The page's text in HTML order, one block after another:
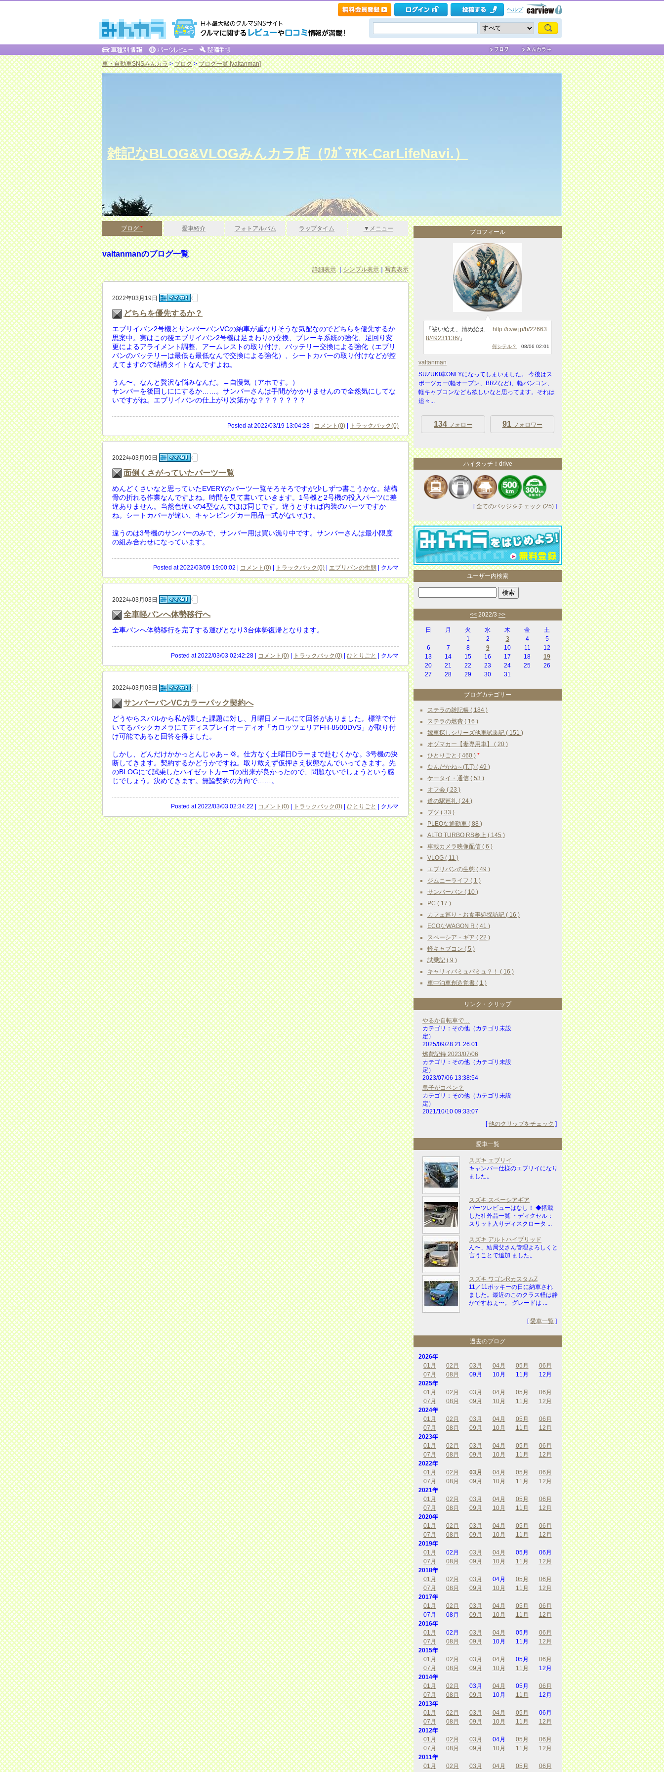
ヘルプ
車・自動車SNSみんカラ>ブログ>ブログ一覧 [valtanman]
雑記なBLOG&VLOGみんカラ店（ﾜｶﾞﾏﾏK-CarLifeNavi.）
ブログ * 愛車紹介 フォトアルバム ラップタイム ▼メニュー
valtanmanのブログ一覧
詳細表示｜シンプル表示｜写真表示
2022年03月19日
どちらを優先するか？
エブリイバン2号機とサンバーバンVCの納車が重なりそうな気配なのでどちらを優先するか
思案中。実はこの後エブリイバン2号機は足まわりの交換、ブレーキ系統の強化、足回り変
更によるアライメント調整、アームレストの取り付け、バッテリー交換による強化（エブリ
バンのバッテリーは最低も最低なんで交換による強化）、シートカバーの取り付けなどが控
えてますので結構タイトなんですよね。
うん〜、なんと贅沢な悩みなんだ。←自慢気（アホです。）
サンバーを後回しににするか……。サンバーさんは手間がかかりませんので全然気にしてな
いですがね。エブリイバンの仕上がり次第かな？？？？？？？
Posted at 2022/03/19 13:04:28 | コメント(0) | トラックバック(0)
2022年03月09日
面倒くさがっていたパーツ一覧
めんどくさいなと思っていたEVERYのパーツ一覧そろそろですが少しずつ書こうかな。結構
骨の折れる作業なんですよね。時間を見て書いていきます。1号機と2号機の投入パーツに差
違ありません。当然色違いの4型なんでほぼ同じです。違うとすれば内装のパーツですか
ね。シートカバーが違い、キャンピングカー用品一式がないだけ。
違うのは3号機のサンバーのみで、サンバー用は買い漁り中です。サンバーさんは最小限度
の組み合わせになっています。
Posted at 2022/03/09 19:00:02 | コメント(0) | トラックバック(0) | エブリバンの生態 | クルマ
2022年03月03日
全車軽バンへ体勢移行へ
全車バンへ体勢移行を完了する運びとなり3台体勢復帰となります。
Posted at 2022/03/03 02:42:28 | コメント(0) トラックバック(0) ひとりごと | クルマ
2022年03月03日
サンバーバンVCカラーパック契約へ
どうやらスバルから私が課した課題に対し、月曜日メールにて回答がありました。標準で付
いてるバックカメラにてディスプレイオーディオ「カロッツェリアFH-8500DVS」が取り付
け可能であると回答を得ました。
しかし、どんだけかかっとんじゃあ～💢。仕方なく土曜日Dラーまで赴むくかな。3号機の決
断してきます。契約するかどうかですね。取り敢えず仮押さえ状態なんでいってきます。先
のBLOGにて試乗したハイゼットカーゴの出来が良かったので、問題ないでしょうという感
じでしょう。決めてきます。無論契約の方向で……。
Posted at 2022/03/03 02:34:22 | コメント(0) トラックバック(0) ひとりごと | クルマ
プロフィール
「祓い給え、清め給え… http://cvw.jp/b/22663
8/49231136/」
何シテル？ 08/06 02:01
valtanman
SUZUKI車ONLYになってしまいました。 今後はス
ポーツカー(軽オープン、BRZなど)、軽バンコン、
軽キャブコンなども欲しいなと思ってます。それは
追々...
134 フォロー 91フォロワー
ハイタッチ！drive
[全てのバッジをチェック (25) ]
ユーザー内検索
<< 2022/3 >>
日 月 火 水 木 金
土
1
2 3 4
5
6
7 8 9 10 11
12
13
14 15 16 17 18
19
20
21 22 23 24 25
26
27
28 29 30 31
ブログカテゴリー
ステラの雑記帳 ( 184 )
ステラの燃費 ( 16 )
嫁車探しシリーズ他車試乗記 ( 151 )
オヅマカー【妻専用車】 ( 20 )
ひとりごと ( 460 ) *
なんだかね～(T.T) ( 49 )
ケータイ・通信 ( 53 )
オフ会 ( 23 )
道の駅巡礼 ( 24 )
ブツ ( 33 )
PLEOな通勤車 ( 88 )
ALTO TURBO RS参上 ( 145 )
車載カメラ映像配信 ( 6 )
VLOG ( 11 )
エブリバンの生態 ( 49 )
ジムニーライフ ( 1 )
サンバーバン ( 10 )
PC ( 17 )
カフェ巡り・お食事処探訪記 ( 16 )
ECOなWAGON R ( 41 )
スペーシア・ギア ( 22 )
軽キャブコン ( 5 )
試乗記 ( 9 )
キャリィパミュパミュ？！ ( 16 )
車中泊車創造覚書 ( 1 )
リンク・クリップ
やるか自転車で…
カテゴリ：その他（カテゴリ未設
定）
2025/09/28 21:26:01
燃費記録 2023/07/06
カテゴリ：その他（カテゴリ未設
定）
2023/07/06 13:38:54
息子がコペン？
カテゴリ：その他（カテゴリ未設
定）
2021/10/10 09:33:07
[他のクリップをチェック ]
愛車一覧
スズキ エブリイ
キャンパー仕様のエブリイになり
ました。
スズキ スペーシアギア
パーツレビューはなし！ ◆搭載
した社外品一覧 ・ディクセル：
スリット入りディスクロータ ...
スズキ アルトハイブリッド
ん〜、結局父さん管理よろしくと
言うことで追加 ました。
スズキ ワゴンRカスタムZ
11／11ポッキーの日に納車され
ました。最近のこのクラス軽は静
かですねぇ〜。 グレードは ...
[愛車一覧 ]
過去のブログ
2026年
01月
02月 03月 04月 05月
06月
07月
08月 09月 10月 11月
12月
2025年
01月
02月 03月 04月 05月
06月
07月
08月 09月 10月 11月
12月
2024年
01月
02月 03月 04月 05月
06月
07月
08月 09月 10月 11月
12月
2023年
01月
02月 03月 04月 05月
06月
07月
08月 09月 10月 11月
12月
2022年
01月
02月 03月 04月 05月
06月
07月
08月 09月 10月 11月
12月
2021年
01月
02月 03月 04月 05月
06月
07月
08月 09月 10月 11月
12月
2020年
01月
02月 03月 04月 05月
06月
07月
08月 09月 10月 11月
12月
2019年
01月
02月 03月 04月 05月
06月
07月
08月 09月 10月 11月
12月
2018年
01月
02月 03月 04月 05月
06月
07月
08月 09月 10月 11月
12月
2017年
01月
02月 03月 04月 05月
06月
07月
08月 09月 10月 11月
12月
2016年
01月
02月 03月 04月 05月
06月
07月
08月 09月 10月 11月
12月
2015年
01月
02月 03月 04月 05月
06月
07月
08月 09月 10月 11月
12月
2014年
01月
02月 03月 04月 05月
06月
07月
08月 09月 10月 11月
12月
2013年
01月
02月 03月 04月 05月
06月
07月
08月 09月 10月 11月
12月
2012年
01月
02月 03月 04月 05月
06月
07月
08月 09月 10月 11月
12月
2011年
01月
02月 03月 04月 05月
06月